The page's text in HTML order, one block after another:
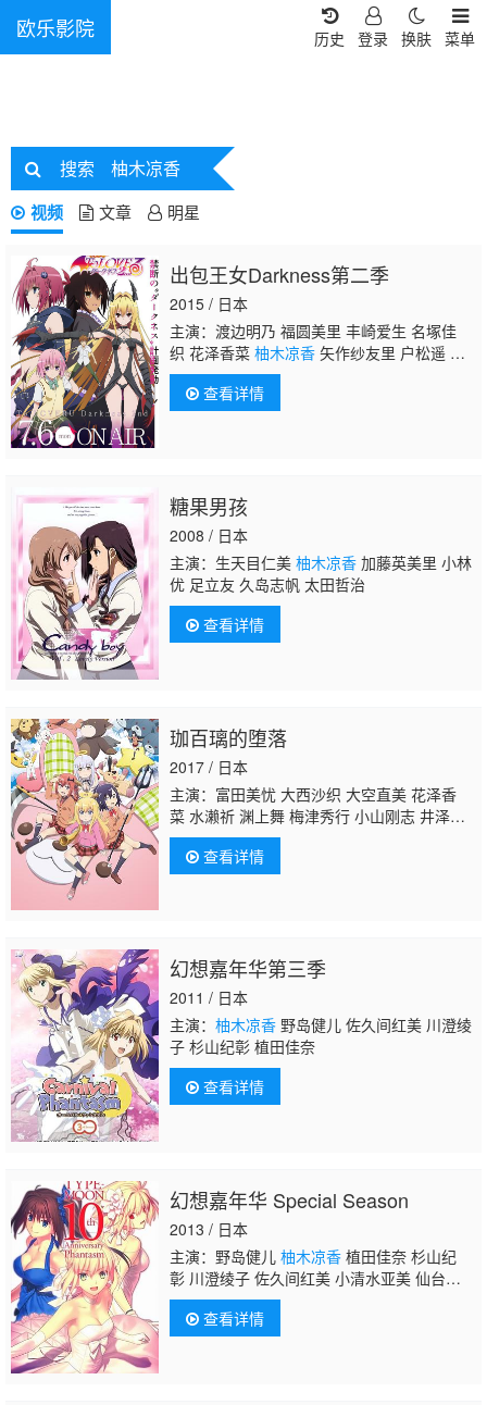
欧乐影院 菜单
换肤
登录
历史
搜索 柚木凉香
视频 文章 明星
出包王女Darkness第二季
2015 / 日本
主演：渡边明乃 福圆美里 丰崎爱生 名塚佳
织 花泽香菜 柚木凉香矢作纱友里 户松遥 井
口裕香 川澄绫子 柳田淳一 相马康一 日高里
菜 河西健吾 新井里美 樱井浩美 洲崎绫 天崎
滉平 伊藤加奈惠 井泽美香子 桥本舞
查看详情
糖果男孩
2008 / 日本
主演：生天目仁美 柚木凉香加藤英美里 小林
优 足立友 久岛志帆 太田哲治
查看详情
珈百璃的堕落
2017 / 日本
主演：富田美忧 大西沙织 大空直美 花泽香
菜 水濑祈 渊上舞 梅津秀行 小山刚志 井泽美
香子 木野日菜 诸星堇 泽城美雪 藤井雪代 武
虎 河原木志穗 川岛得爱
香 高冈瓶瓶 山田真一
查看详情
幻想嘉年华第三季
2011 / 日本
主演： 柚木凉香野岛健儿 佐久间红美 川澄绫
子 杉山纪彰 植田佳奈
查看详情
幻想嘉年华 Special Season
2013 / 日本
主演：野岛健儿 柚木凉香植田佳奈 杉山纪
彰 川澄绫子 佐久间红美 小清水亚美 仙台惠
理 本多阳子 岸尾大辅 高野直子 松来未祐 神
奈延年 南央美 夏树莉绪 渡边明乃 浅川悠 丹
下樱 中田让治 田中敦子 伊丸冈笃
查看详情